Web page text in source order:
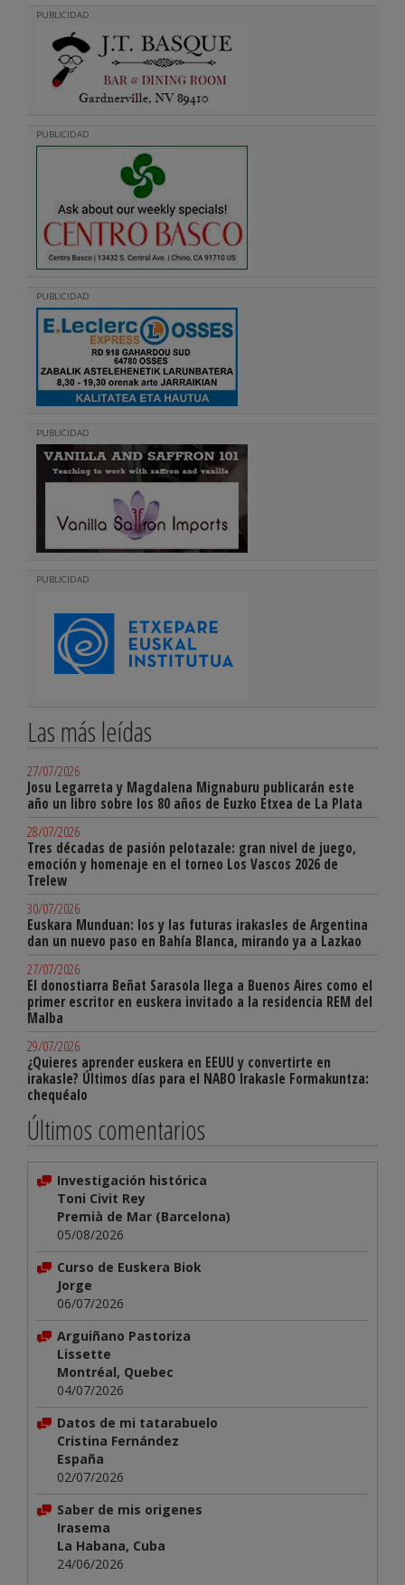
PUBLICIDAD
PUBLICIDAD
PUBLICIDAD
PUBLICIDAD
PUBLICIDAD
Las más leídas
27/07/2026
Josu Legarreta y Magdalena Mignaburu publicarán este
año un libro sobre los 80 años de Euzko Etxea de La Plata
28/07/2026
Tres décadas de pasión pelotazale: gran nivel de juego,
emoción y homenaje en el torneo Los Vascos 2026 de
Trelew
30/07/2026
Euskara Munduan: los y las futuras irakasles de Argentina
dan un nuevo paso en Bahía Blanca, mirando ya a Lazkao
27/07/2026
El donostiarra Beñat Sarasola llega a Buenos Aires como el
primer escritor en euskera invitado a la residencia REM del
Malba
29/07/2026
¿Quieres aprender euskera en EEUU y convertirte en
irakasle? Últimos días para el NABO Irakasle Formakuntza:
chequéalo
Últimos comentarios
Investigación histórica
Toni Civit Rey
Premià de Mar (Barcelona)
05/08/2026
Curso de Euskera Biok
Jorge
06/07/2026
Arguiñano Pastoriza
Lissette
Montréal, Quebec
04/07/2026
Datos de mi tatarabuelo
Cristina Fernández
España
02/07/2026
Saber de mis origenes
Irasema
La Habana, Cuba
24/06/2026